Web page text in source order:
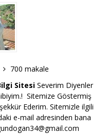
700 makale
SitesiSeverim Diyenler
Sitemize Göstermiş
Ederim. Sitemizle ilgili
e-mail adresinden bana